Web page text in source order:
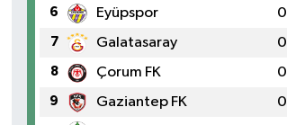
6 Eyüpspor 0
7 Galatasaray 0
8 Çorum FK 0
9 Gaziantep FK 0